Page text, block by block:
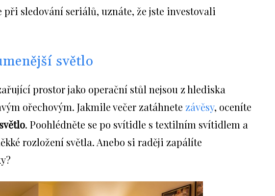
sledování seriálů, uznáte, že jste investovali
světlo
prostor jako operační stůl nejsou z hlediska
ořechovým. Jakmile večer zatáhnete závěsy, oceníte
. Poohlédněte se po svítidle s textilním svítidlem a
rozložení světla. Anebo si raději zapálíte